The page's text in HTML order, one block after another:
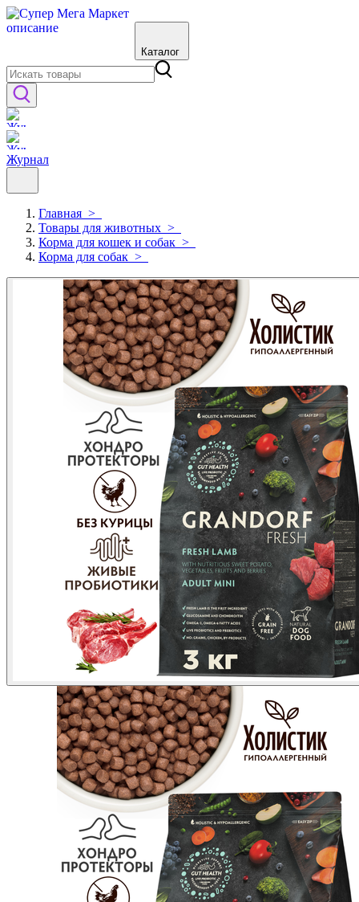
Каталог
Журнал
Главная >
Товары для животных >
Корма для кошек и собак >
Корма для собак >